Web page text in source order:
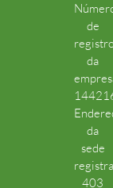
de
da
da
sede
403